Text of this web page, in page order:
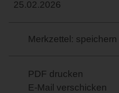
25.02.2026
Merkzettel: speichern
PDF drucken
E-Mail verschicken